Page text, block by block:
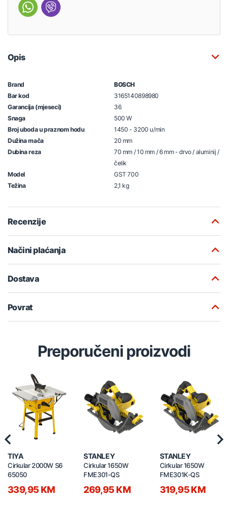
Opis
Brand
BOSCH
Bar kod
3165140898980
Garancija (mjeseci)
36
Snaga
500 W
Broj uboda u praznom hodu
1450 - 3200 u/min
Dužina mača
20 mm
Dubina reza
70 mm / 10 mm / 6 mm - drvo / aluminij /
čelik
Model
GST 700
Težina
2,1 kg
Recenzije
Načini plaćanja
Dostava
Povrat
Preporučeni proizvodi
TIYA
Cirkular 2000W S6
65050
339,95 KM
STANLEY
Cirkular 1650W
FME301-QS
269,95 KM
STANLEY
Cirkular 1650W
FME301K-QS
319,95 KM